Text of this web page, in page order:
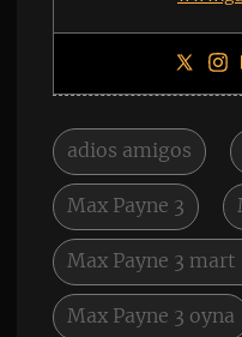
adios amigos
Max Payne 3
Max Payne 3 mart
Max Payne 3 oyna